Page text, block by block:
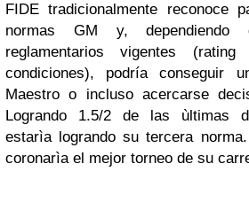
FIDE tradicionalmente reconoce
normas GM y, dependiendo
reglamentarios vigentes
condiciones), podría conseguir
Maestro o incluso acercarse
Logrando 1.5/2 de las ùltimas
estarìa logrando su tercera
coronarìa el mejor torneo de su